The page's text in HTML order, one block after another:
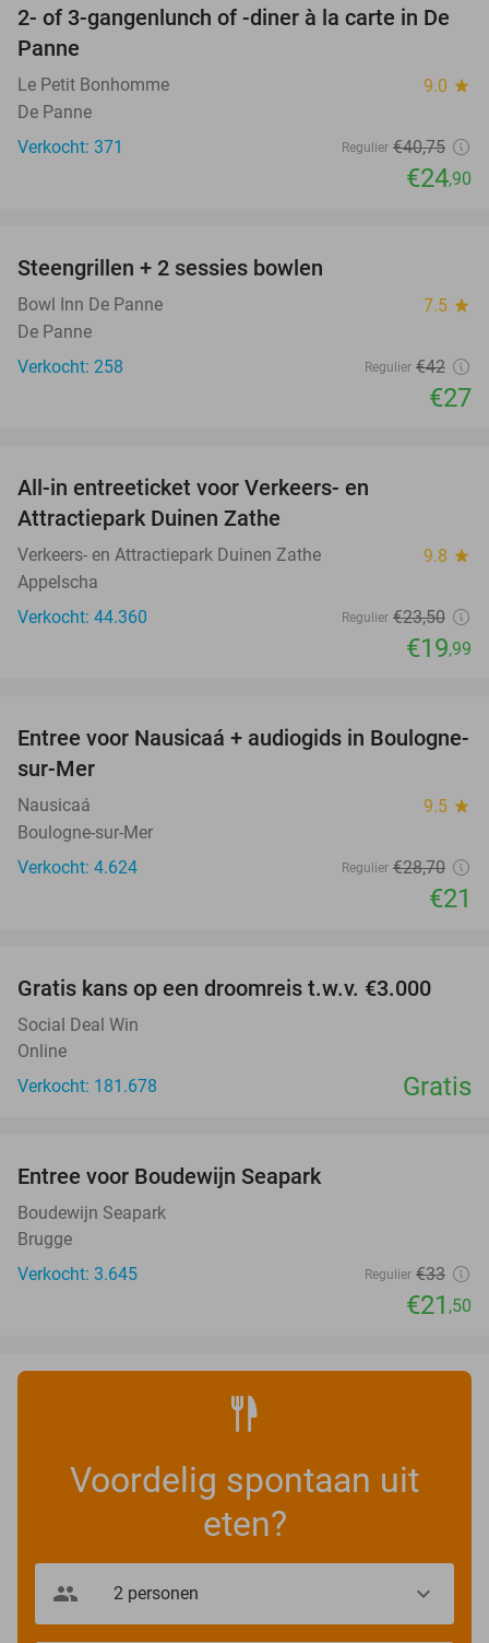
39%
2- of 3-gangenlunch of -diner à la carte in De
Panne
Le Petit Bonhomme 9.0 star
De Panne
Verkocht: 371
Regulier €40,75
€24,90
Steengrillen + 2 sessies bowlen
Bowl Inn De Panne 7.5 star
De Panne
Verkocht: 258
Regulier €42
€27
All-in entreeticket voor Verkeers- en
Attractiepark Duinen Zathe
Verkeers- en Attractiepark Duinen Zathe 9.8 star
Appelscha
Verkocht: 44.360
Regulier €23,50
€19,99
27%
Entree voor Nausicaá + audiogids in Boulogne-
sur-Mer
Nausicaá 9.5 star
Boulogne-sur-Mer
Verkocht: 4.624
Regulier €28,70
€21
Gratis kans op een droomreis t.w.v. €3.000
Social Deal Win
Online
Verkocht: 181.678
Gratis
Entree voor Boudewijn Seapark
Boudewijn Seapark
Brugge
Verkocht: 3.645
Regulier €33
€21 ,50
Voordelig spontaan uit
eten?